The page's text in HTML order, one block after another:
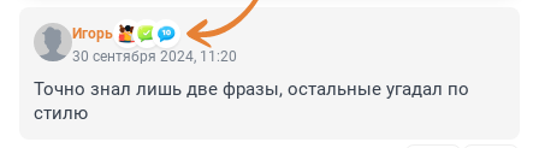
Игoрь
30 сентября 2024, 11:20
Точно знал лишь две фразы, остальные угадал по
стилю